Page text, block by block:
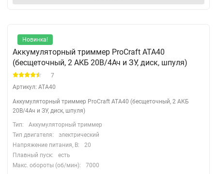
Новинка!
Аккумуляторный триммер ProCraft ATA40
(бесщеточный, 2 АКБ 20В/4Ач и ЗУ, диск, шпуля)
7
Артикул: ATA40
Аккумуляторный триммер ProCraft ATA40 (бесщеточный, 2 АКБ
20В/4Ач и ЗУ, диск, шпуля)
Тип:
Аккумуляторный триммер
Тип двигателя:
электрический
Напряжение питания, В:
20
Плавный пуск:
есть
Макс. обороты (об/мин):
7000